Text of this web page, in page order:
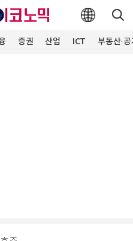
증권 산업 ICT 부동산·